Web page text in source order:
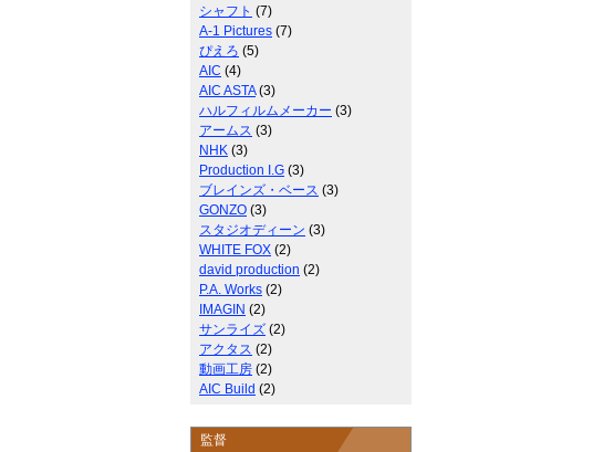
シャフト (7)
A-1 Pictures (7)
ぴえろ (5)
AIC (4)
AIC ASTA(3)
ハルフィルムメーカー (3)
アームス (3)
NHK (3)
Production I.G (3)
ブレインズ・ベース (3)
GONZO (3)
スタジオディーン (3)
WHITE FOX (2)
david production (2)
P.A. Works (2)
IMAGIN (2)
サンライズ (2)
アクタス (2)
動画工房 (2)
AIC Build (2)
監督